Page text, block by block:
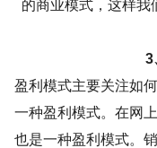
的商业模式，这样我
3
盈利模式主要关注如
一种盈利模式。在网
也是一种盈利模式。